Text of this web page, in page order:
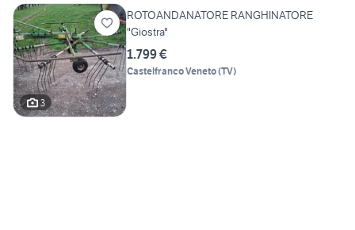
3
ROTOANDANATORE RANGHINATORE
"Giostra"
1.799 €
Castelfranco Veneto(TV)